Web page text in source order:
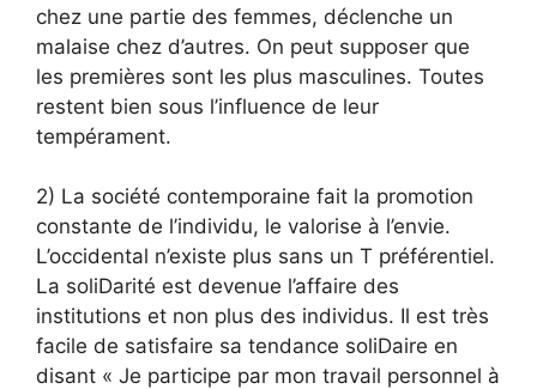
chez une partie des femmes, déclenche un
malaise chez d’autres. On peut supposer que
les premières sont les plus masculines. Toutes
restent bien sous l’influence de leur
tempérament.
2) La société contemporaine fait la promotion
constante de l’individu, le valorise à l’envie.
L’occidental n’existe plus sans un T préférentiel.
La soliDarité est devenue l’affaire des
institutions et non plus des individus. Il est très
facile de satisfaire sa tendance soliDaire en
disant « Je participe par mon travail personnel à